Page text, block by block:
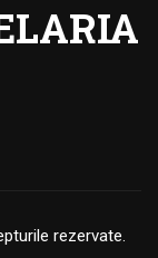
rezervate.